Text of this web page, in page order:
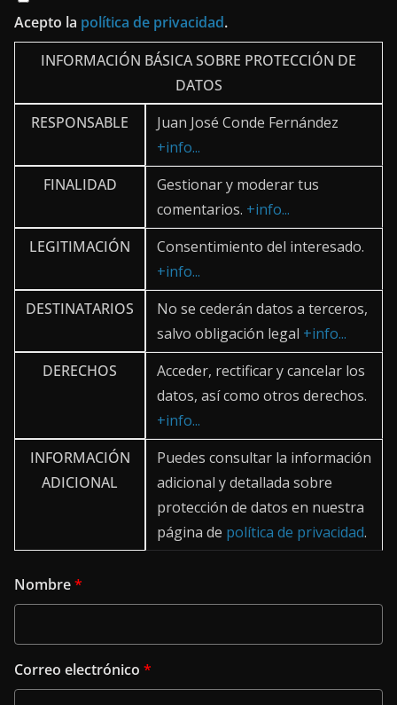
Acepto la política de privacidad.
INFORMACIÓN BÁSICA SOBRE PROTECCIÓN DE
DATOS
RESPONSABLE
Juan José Conde Fernández
+info...
FINALIDAD
Gestionar y moderar tus
comentarios. +info...
LEGITIMACIÓN
Consentimiento del interesado.
+info...
DESTINATARIOS
No se cederán datos a terceros,
salvo obligación legal +info...
DERECHOS
Acceder, rectificar y cancelar los
datos, así como otros derechos.
+info...
INFORMACIÓN
ADICIONAL
Puedes consultar la información
adicional y detallada sobre
protección de datos en nuestra
página de política de privacidad.
Nombre*
Correo electrónico *